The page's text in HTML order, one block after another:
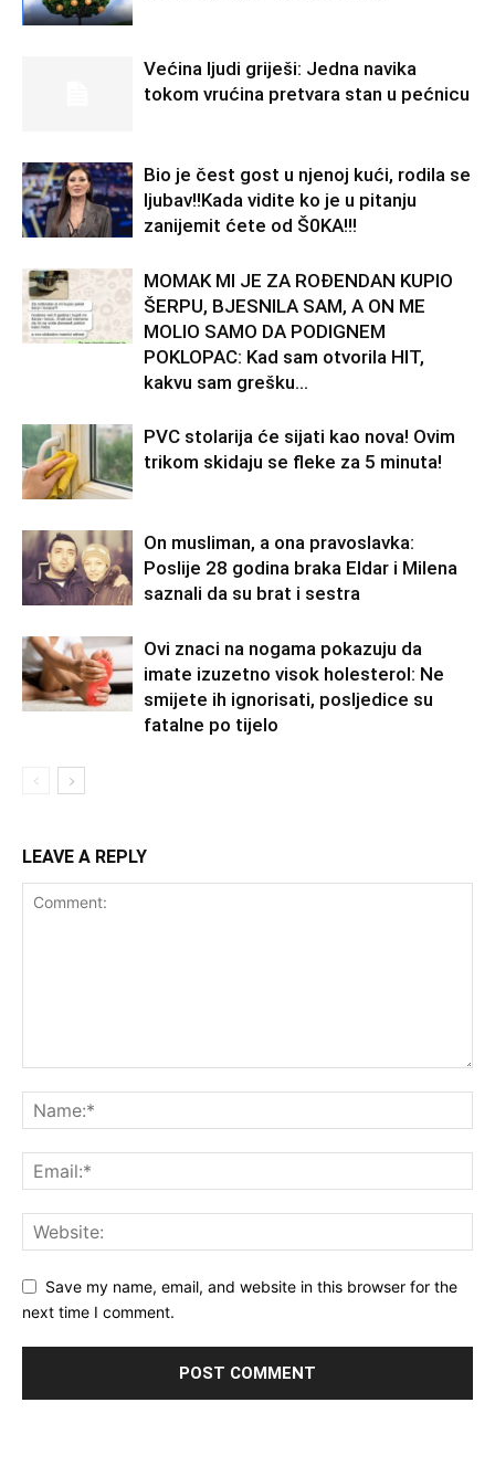
Većina ljudi griješi: Jedna navika
tokom vrućina pretvara stan u pećnicu
Bio je čest gost u njenoj kući, rodila se
ljubav!!Kada vidite ko je u pitanju
zanijemit ćete od Š0KA!!!
MOMAK MI JE ZA ROĐENDAN KUPIO
ŠERPU, BJESNILA SAM, A ON ME
MOLIO SAMO DA PODIGNEM
POKLOPAC: Kad sam otvorila HIT,
kakvu sam grešku...
PVC stolarija će sijati kao nova! Ovim
trikom skidaju se fleke za 5 minuta!
On musliman, a ona pravoslavka:
Poslije 28 godina braka Eldar i Milena
saznali da su brat i sestra
Ovi znaci na nogama pokazuju da
imate izuzetno visok holesterol: Ne
smijete ih ignorisati, posljedice su
fatalne po tijelo
LEAVE A REPLY
Save my name, email, and website in this browser for the
next time I comment.